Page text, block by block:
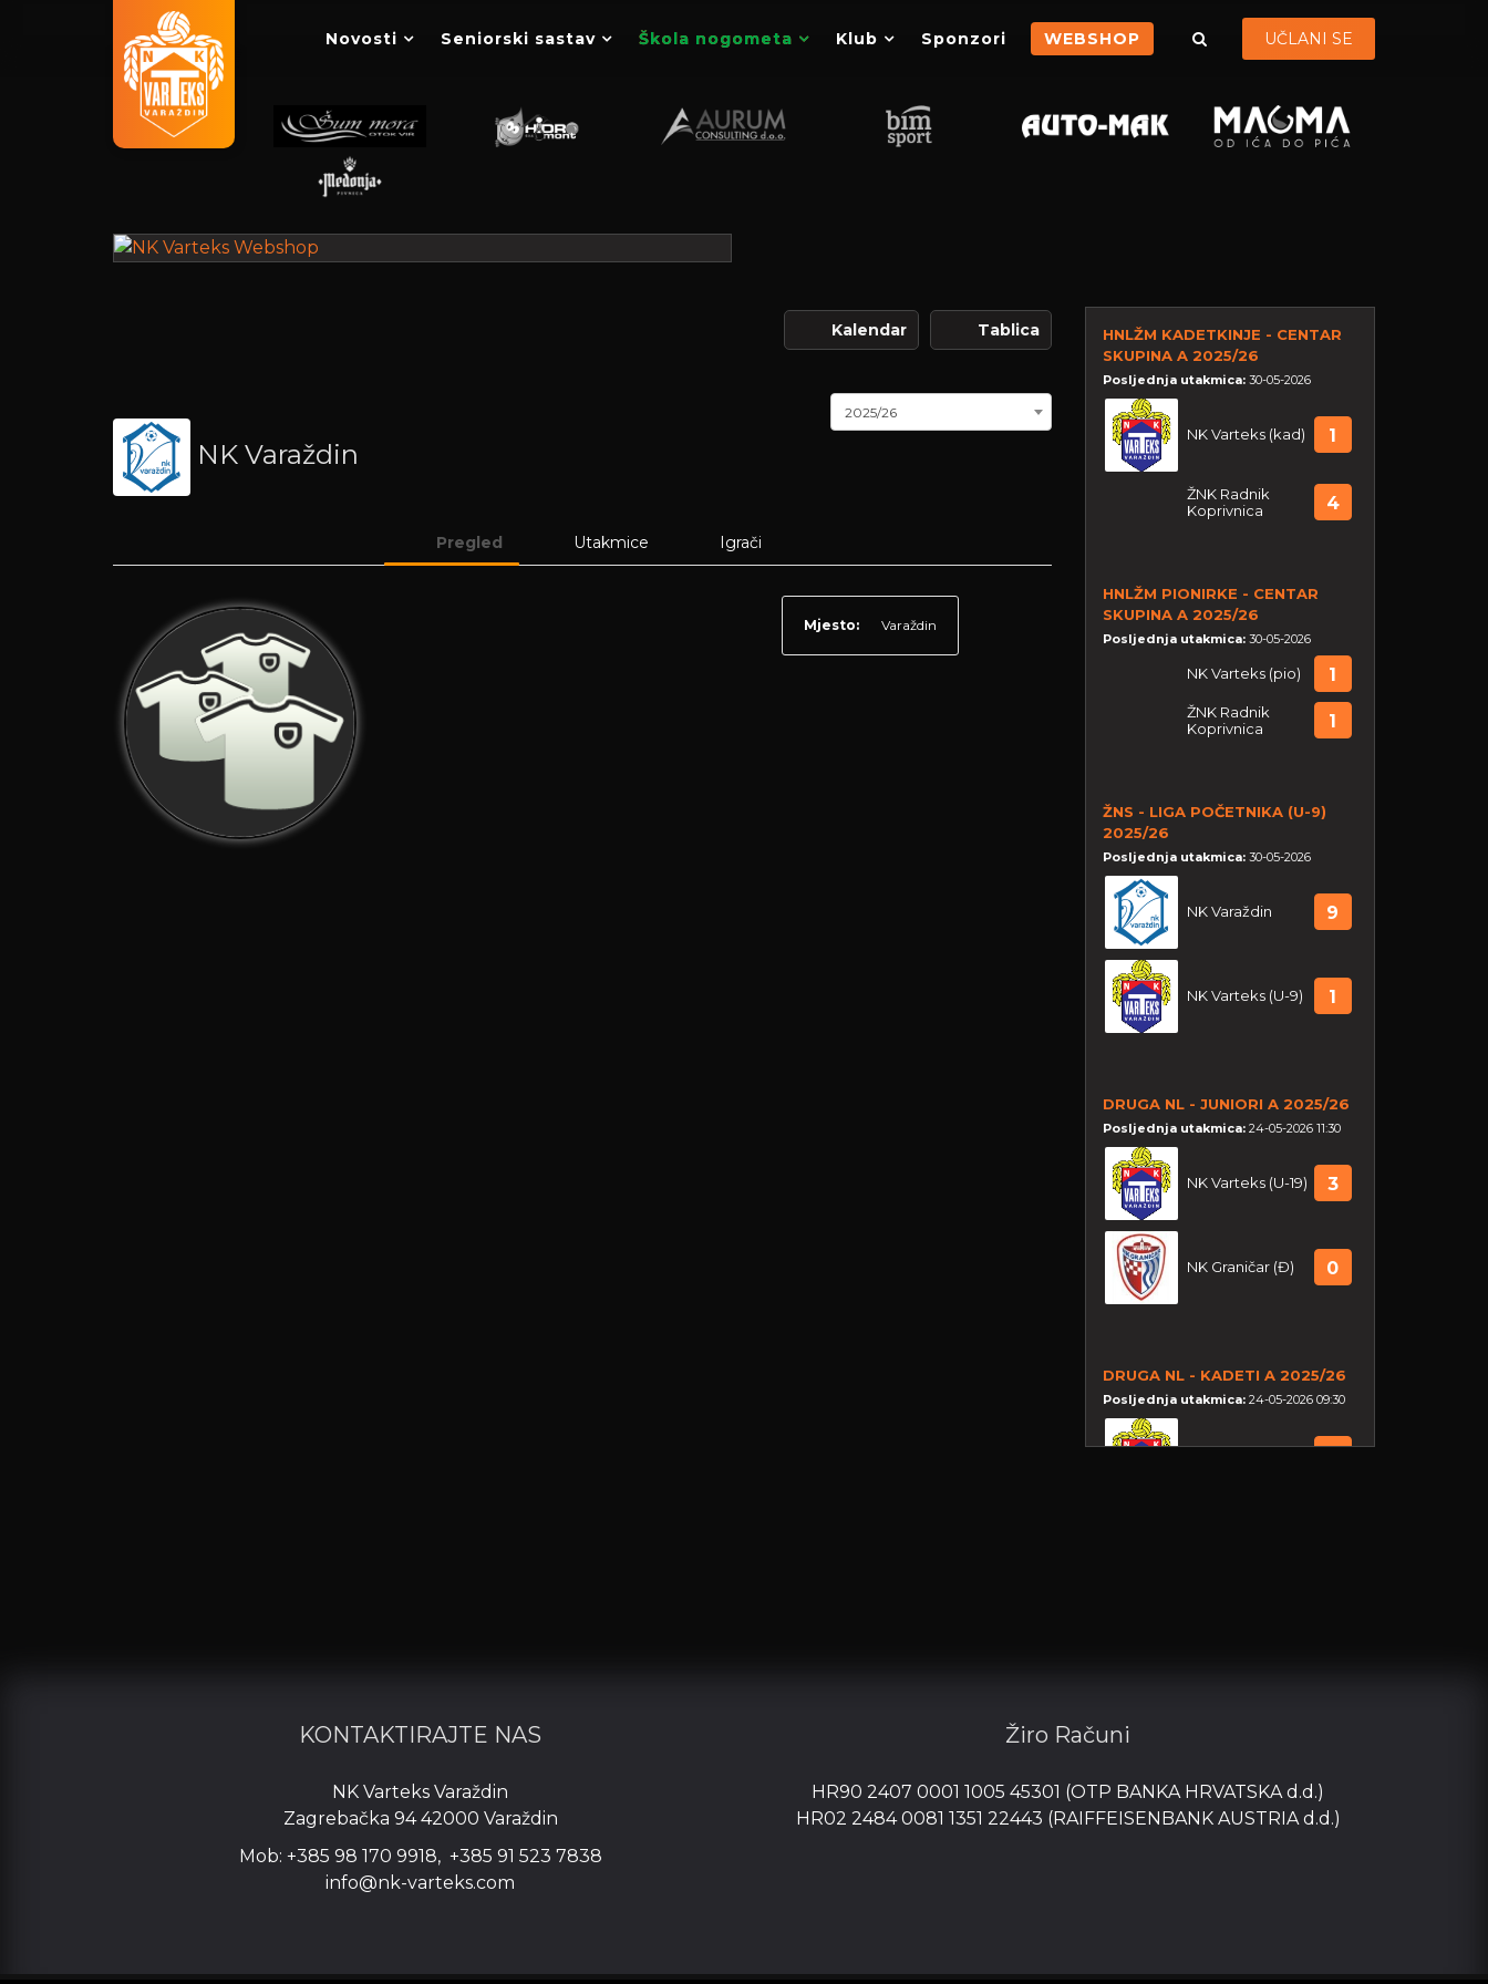
Novosti Seniorski sastav Škola nogometa Klub Sponzori WEBSHOP UČLANI SE
Kalendar Tablica
2025/26
NK Varaždin
Pregled Utakmice Igrači
Mjesto: Varaždin
HNLŽM KADETKINJE - CENTAR
SKUPINA A 2025/26
Posljednja utakmica: 30-05-2026
NK Varteks (kad) 1
ŽNK Radnik
Koprivnica
4
HNLŽM PIONIRKE - CENTAR
SKUPINA A 2025/26
Posljednja utakmica: 30-05-2026
NK Varteks (pio) 1
ŽNK Radnik
Koprivnica
1
ŽNS - LIGA POČETNIKA (U-9)
2025/26
Posljednja utakmica: 30-05-2026
NK Varaždin 9
NK Varteks (U-9) 1
DRUGA NL - JUNIORI A 2025/26
Posljednja utakmica: 24-05-2026 11:30
NK Varteks (U-19) 3
NK Graničar (Đ) 0
DRUGA NL - KADETI A 2025/26
Posljednja utakmica: 24-05-2026 09:30
NK Varteks (U-15)
NK Koprivnica 0
KONTAKTIRAJTE NAS
NK Varteks Varaždin
Zagrebačka 94 42000 Varaždin
Mob: +385 98 170 9918, +385 91 523 7838
info@nk-varteks.com
Žiro Računi
HR90 2407 0001 1005 45301 (OTP BANKA HRVATSKA d.d.)
HR02 2484 0081 1351 22443 (RAIFFEISENBANK AUSTRIA d.d.)